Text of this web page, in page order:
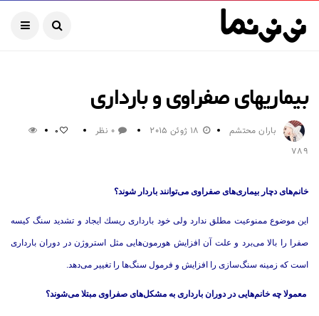
بیماریهای صفراوی و بارداری
باران محتشم 18 ژوئن 2015 0 نظر 0
789
خانم‌های دچار بیماری‌های صفراوی می‌توانند باردار شوند؟
این موضوع ممنوعیت مطلق ندارد ولی خود بارداری ریسك ایجاد و تشدید سنگ كیسه
صفرا را بالا می‌برد و علت آن افزایش هورمون‌هایی مثل استروژن در دوران بارداری
است كه زمینه سنگ‌سازی را افزایش و فرمول سنگ‌ها را تغییر می‌دهد.
معمولا چه خانم‌هایی در دوران بارداری به مشكل‌های صفراوی مبتلا می‌شوند؟